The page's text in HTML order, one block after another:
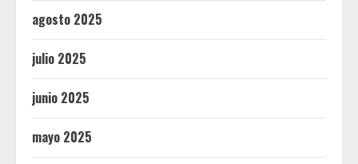
agosto 2025
julio 2025
junio 2025
mayo 2025